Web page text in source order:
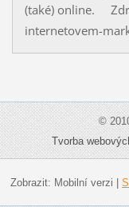
(také) online.
internetovem-
©
Tvorba
Zobrazit: Mobilní verzi